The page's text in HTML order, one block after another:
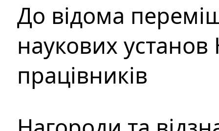
До відома
наукових установ
працівників